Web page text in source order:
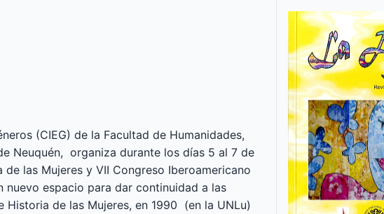
(CIEG) de la Facultad de Humanidades,
Neuquén, organiza durante los días 5 al 7 de
las Mujeres y VII Congreso Iberoamericano
espacio para dar continuidad a las
de las Mujeres, en 1990 (en la UNLu)